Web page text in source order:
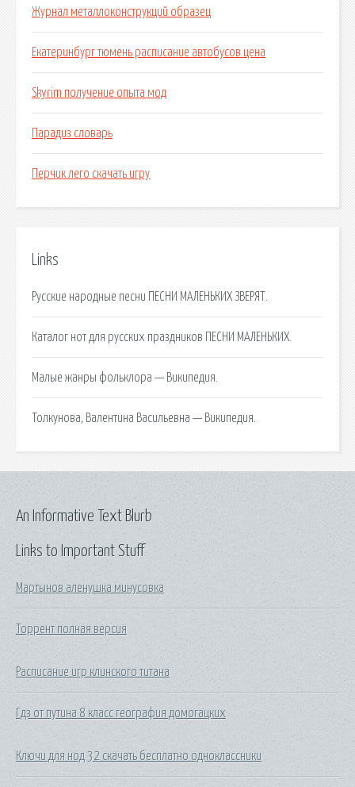
Журнал металлоконструкций образец
Екатеринбург тюмень расписание автобусов цена
Skyrim получение опыта мод
Парадиз словарь
Перчик лего скачать игру
Links
Русские народные песни ПЕСНИ МАЛЕНЬКИХ ЗВЕРЯТ.
Каталог нот для русских праздников ПЕСНИ МАЛЕНЬКИХ.
Малые жанры фольклора — Википедия.
Толкунова, Валентина Васильевна — Википедия.
Links to Important Stuff
Мартынов аленушка минусовка
Торрент полная версия
Расписание игр клинского титана
Гдз от путина 8 класс география домогацких
Ключи для нод 32 скачать бесплатно одноклассники
An Informative Text Blurb